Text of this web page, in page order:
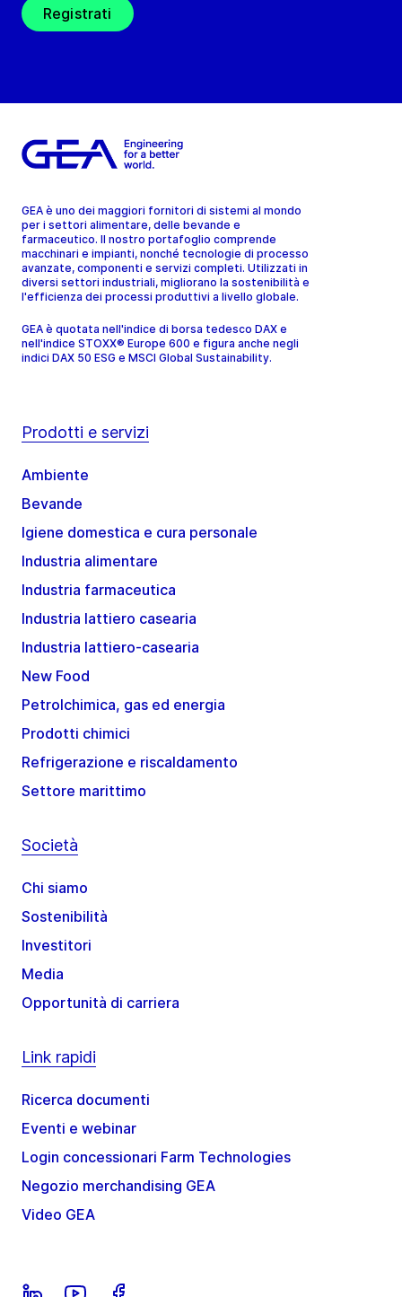
Registrati
GEA è uno dei maggiori fornitori di sistemi al mondo
per i settori alimentare, delle bevande e
farmaceutico. Il nostro portafoglio comprende
macchinari e impianti, nonché tecnologie di processo
avanzate, componenti e servizi completi. Utilizzati in
diversi settori industriali, migliorano la sostenibilità e
l'efficienza dei processi produttivi a livello globale.
GEA è quotata nell'indice di borsa tedesco DAX e
nell'indice STOXX® Europe 600 e figura anche negli
indici DAX 50 ESG e MSCI Global Sustainability.
Prodotti e servizi
Ambiente
Bevande
Igiene domestica e cura personale
Industria alimentare
Industria farmaceutica
Industria lattiero casearia
Industria lattiero-casearia
New Food
Petrolchimica, gas ed energia
Prodotti chimici
Refrigerazione e riscaldamento
Settore marittimo
Società
Chi siamo
Sostenibilità
Investitori
Media
Opportunità di carriera
Link rapidi
Ricerca documenti
Eventi e webinar
Login concessionari Farm Technologies
Negozio merchandising GEA
Video GEA